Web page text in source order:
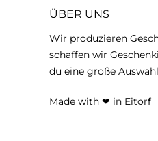
ÜBER UNS
Wir produzieren
schaffen wir
du eine große
Made with ❤ in Eitorf